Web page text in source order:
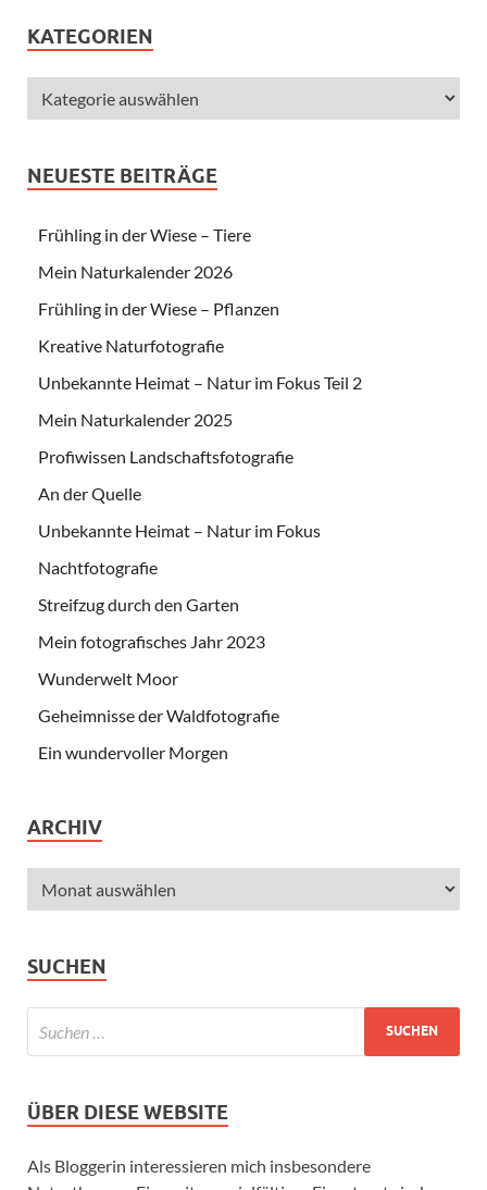
KATEGORIEN
NEUESTE BEITRÄGE
Frühling in der Wiese – Tiere
Mein Naturkalender 2026
Frühling in der Wiese – Pflanzen
Kreative Naturfotografie
Unbekannte Heimat – Natur im Fokus Teil 2
Mein Naturkalender 2025
Profiwissen Landschaftsfotografie
An der Quelle
Unbekannte Heimat – Natur im Fokus
Nachtfotografie
Streifzug durch den Garten
Mein fotografisches Jahr 2023
Wunderwelt Moor
Geheimnisse der Waldfotografie
Ein wundervoller Morgen
ARCHIV
SUCHEN
ÜBER DIESE WEBSITE
Als Bloggerin interessieren mich insbesondere